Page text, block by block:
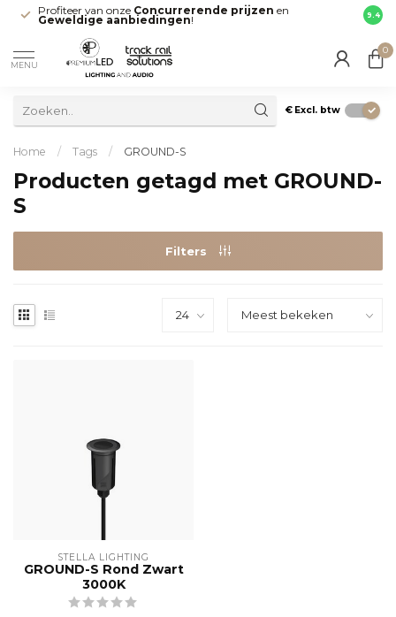
Profiteer van onze Concurrerende prijzen en
Geweldige aanbiedingen! direct
9.4
MENU
0
€ Excl. btw
Home / Tags / GROUND-S
Producten getagd met GROUND-
S
Filters
STELLA LIGHTING
GROUND-S Rond Zwart
3000K